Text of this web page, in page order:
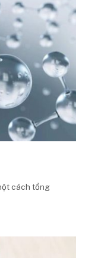
cách tổng